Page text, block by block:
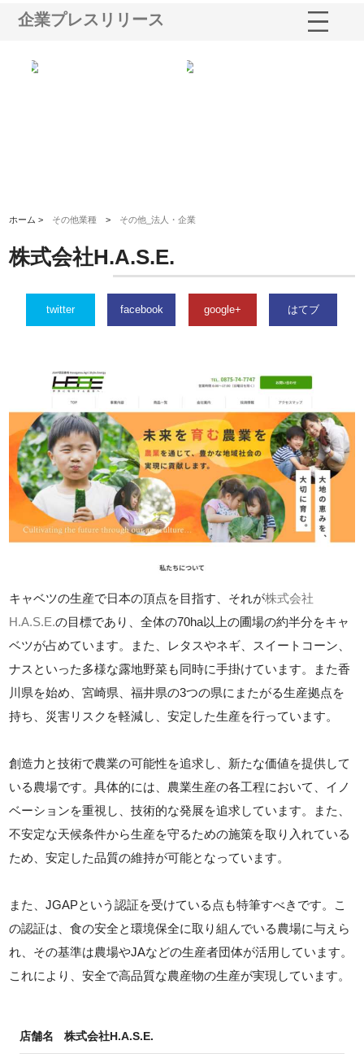
企業プレスリリース
ホーム > その他業種 > その他_法人・企業
株式会社H.A.S.E.
twitter facebook google+ はてブ
キャベツの生産で日本の頂点を目指す、それが株式会社
H.A.S.E.の目標であり、全体の70ha以上の圃場の約半分をキャ
ベツが占めています。また、レタスやネギ、スイートコーン、
ナスといった多様な露地野菜も同時に手掛けています。また香
川県を始め、宮崎県、福井県の3つの県にまたがる生産拠点を
持ち、災害リスクを軽減し、安定した生産を行っています。
創造力と技術で農業の可能性を追求し、新たな価値を提供して
いる農場です。具体的には、農業生産の各工程において、イノ
ベーションを重視し、技術的な発展を追求しています。また、
不安定な天候条件から生産を守るための施策を取り入れている
ため、安定した品質の維持が可能となっています。
また、JGAPという認証を受けている点も特筆すべきです。こ
の認証は、食の安全と環境保全に取り組んでいる農場に与えら
れ、その基準は農場やJAなどの生産者団体が活用しています。
これにより、安全で高品質な農産物の生産が実現しています。
店舗名 株式会社H.A.S.E.